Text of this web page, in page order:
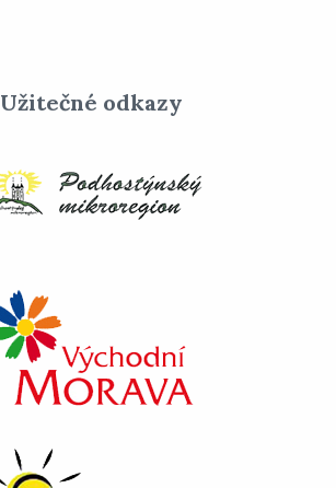
Užitečné odkazy